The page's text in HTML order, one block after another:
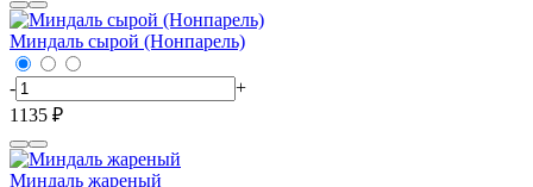
Миндаль сырой (Нонпарель)
-
+
1135 ₽
Миндаль жареный